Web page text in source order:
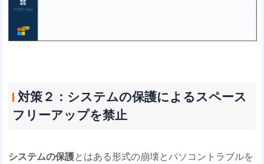
対策２：システムの保護によるスペース
フリーアップを禁止
システムの保護とはある形式の崩壊とパソコントラブルを